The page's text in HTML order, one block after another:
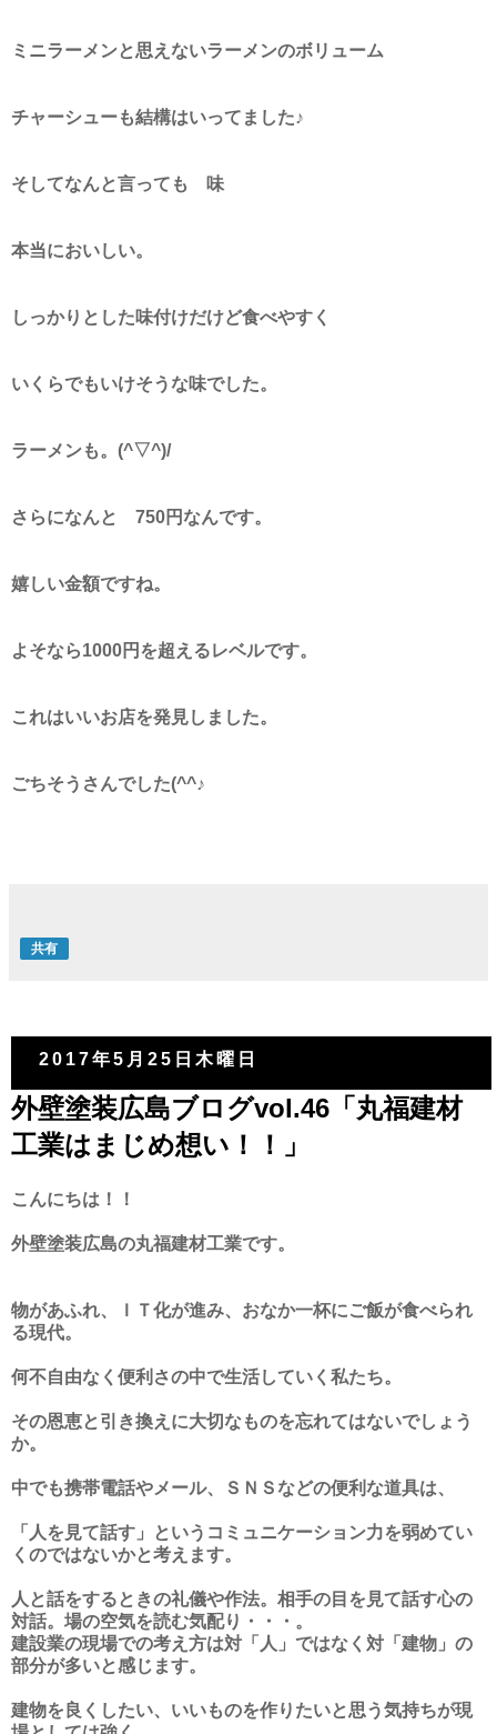
ミニラーメンと思えないラーメンのボリューム
チャーシューも結構はいってました♪
そしてなんと言っても 味
本当においしい。
しっかりとした味付けだけど食べやすく
いくらでもいけそうな味でした。
ラーメンも。(^▽^)/
さらになんと 750円なんです。
嬉しい金額ですね。
よそなら1000円を超えるレベルです。
これはいいお店を発見しました。
ごちそうさんでした(^^♪
共有
2017年5月25日木曜日
外壁塗装広島ブログvol.46「丸福建材
工業はまじめ想い！！」
こんにちは！！
外壁塗装広島の丸福建材工業です。
物があふれ、ＩＴ化が進み、おなか一杯にご飯が食べられ
る現代。
何不自由なく便利さの中で生活していく私たち。
その恩恵と引き換えに大切なものを忘れてはないでしょう
か。
中でも携帯電話やメール、ＳＮＳなどの便利な道具は、
「人を見て話す」というコミュニケーション力を弱めてい
くのではないかと考えます。
人と話をするときの礼儀や作法。相手の目を見て話す心の
対話。場の空気を読む気配り・・・。
建設業の現場での考え方は対「人」ではなく対「建物」の
部分が多いと感じます。
建物を良くしたい、いいものを作りたいと思う気持ちが現